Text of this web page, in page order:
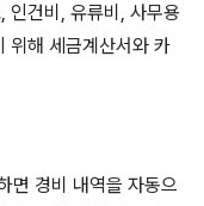
인건비, 유류비, 사무용
위해 세금계산서와 카
면 경비 내역을 자동으